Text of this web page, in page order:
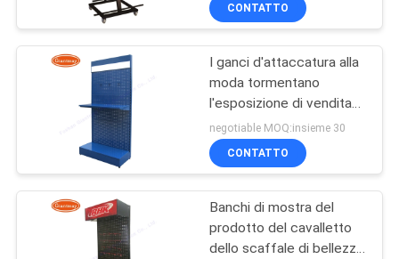
GIRO
DELLA
FABBRICA
CONTROLLO
DI
QUALITÀ
CONTATTO
I ganci d'attaccatura alla
moda tormentano
l'esposizione di vendita
dello scaffale del
prodotto
negotiable MOQ:insieme 30
CONTATTO
Banchi di mostra del
prodotto del cavalletto
dello scaffale di bellezza